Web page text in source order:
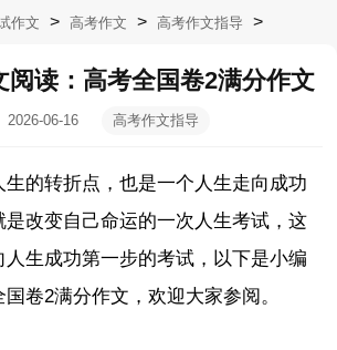
作文 > 高考作文 > 高考作文指导 >
阅读：高考全国卷2满分作文
2026-06-16
高考作文指导
生的转折点，也是一个人生走向成功
是改变自己命运的一次人生考试，这
生成功第一步的考试，以下是小编
卷2满分作文，欢迎大家参阅。